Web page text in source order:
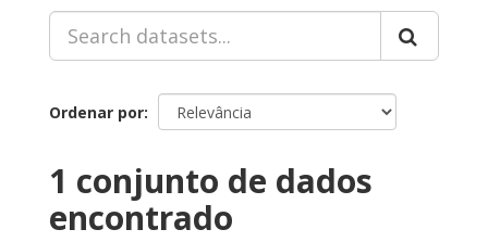
Ordenar por
1 conjunto de dados
encontrado